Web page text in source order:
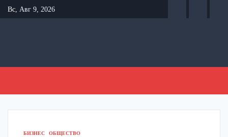
Перейти
к
Вс, Авг 9, 2026
БИЗНЕС ОБЩЕСТВО